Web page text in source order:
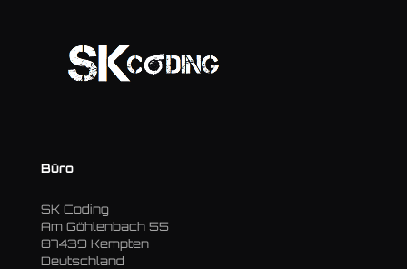
Büro
SK Coding
Am Göhlenbach 55
87439 Kempten
Deutschland